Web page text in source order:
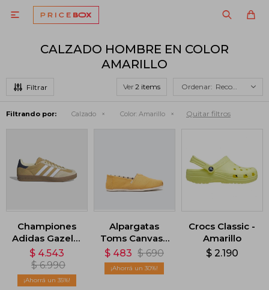

CALZADO HOMBRE EN COLOR
AMARILLO
Ver Recomendados
Filtrando por: Calzado Color: Amarillo Quitar filtros
Championes
Adidas Gazelle
Indoor -
Amarillo
$ 4.543
$ 6.990
35
Alpargatas
Toms Canvas -
Amarillo
$ 483 $ 690
30
Crocs Classic -
Amarillo
$ 2.190